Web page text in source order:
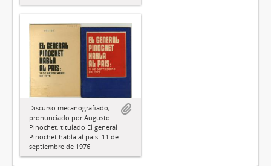
Discurso mecanografiado,
pronunciado por Augusto
Pinochet, titulado El general
Pinochet habla al país: 11 de
septiembre de 1976